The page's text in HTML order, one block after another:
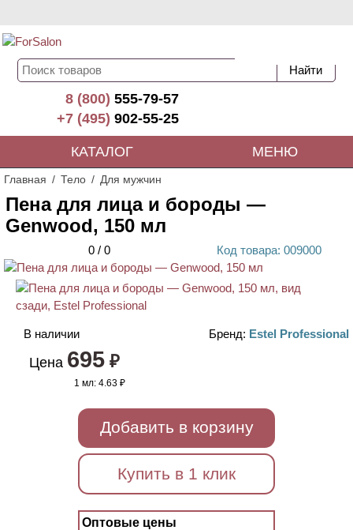
8 (800)555-79-57
+7 (495)902-55-25
КАТАЛОГ МЕНЮ
Главная Тело Для мужчин
Пена для лица и бороды —
Genwood, 150 мл
0 / 0 Код товара: 009000
В наличии Бренд: Estel Professional
Цена 695₽
1 мл:4.63 ₽
Добавить в корзину
Купить в 1 клик
Оптовые цены